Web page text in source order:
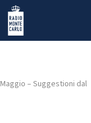
Radio Monte Carlo
– Suggestioni dal